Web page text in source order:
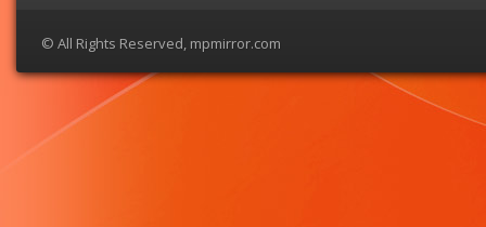
© All Rights Reserved, mpmirror.com